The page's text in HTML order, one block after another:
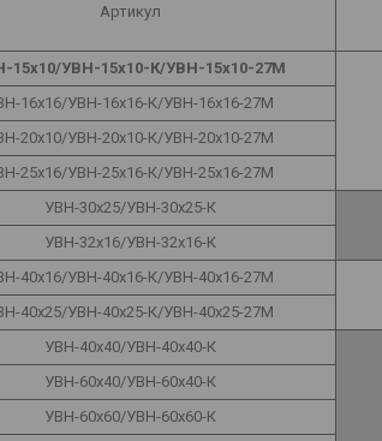
Артикул
15х10/УВН-15х10-К/УВН-15х10-27М
16х16/УВН-16х16-К/УВН-16х16-27М
20х10/УВН-20х10-К/УВН-20х10-27М
25х16/УВН-25х16-К/УВН-25х16-27М
УВН-30х25/УВН-30х25-К
УВН-32х16/УВН-32х16-К
40х16/УВН-40х16-К/УВН-40х16-27М
40х25/УВН-40х25-К/УВН-40х25-27М
УВН-40х40/УВН-40х40-К
УВН-60х40/УВН-60х40-К
УВН-60х60/УВН-60х60-К